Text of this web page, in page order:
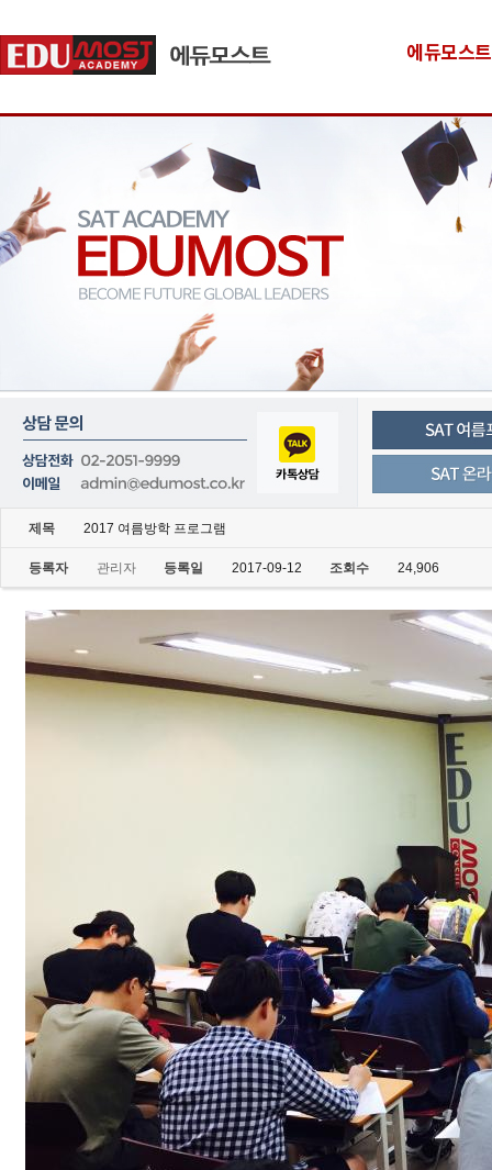
에듀모스
제목 2017 여름방학 프로그램
등록자 관리자 등록일 2017-09-12 조회수 24,906